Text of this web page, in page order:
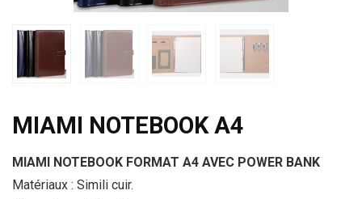
MIAMI NOTEBOOK A4
MIAMI NOTEBOOK FORMAT A4 AVEC POWER BANK
Matériaux : Simili cuir.